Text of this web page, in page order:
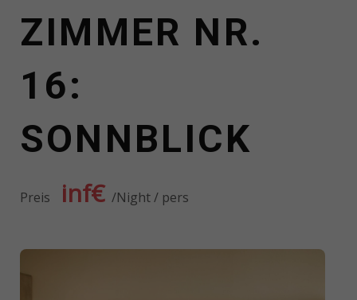
ZIMMER NR.
16:
SONNBLICK
Preis inf€ Night / pers